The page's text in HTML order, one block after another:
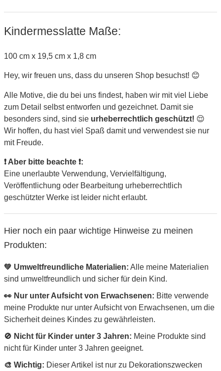
Kindermesslatte Maße:
100 cm x 19,5 cm x 1,8 cm
Hey, wir freuen uns, dass du unseren Shop besuchst! 😊
Alle Motive, die du bei uns findest, haben wir mit viel Liebe
zum Detail selbst entworfen und gezeichnet. Damit sie
besonders sind, sind sie urheberrechtlich geschützt! 😌
Wir hoffen, du hast viel Spaß damit und verwendest sie nur
mit Freude.
❗ Aber bitte beachte ❗:
Eine unerlaubte Verwendung, Vervielfältigung,
Veröffentlichung oder Bearbeitung urheberrechtlich
geschützter Werke ist leider nicht erlaubt.
Hier noch ein paar wichtige Hinweise zu meinen
Produkten:
💚 Umweltfreundliche Materialien: Alle meine Materialien
sind umweltfreundlich und sicher für dein Kind.
👀 Nur unter Aufsicht von Erwachsenen: Bitte verwende
meine Produkte nur unter Aufsicht von Erwachsenen, um die
Sicherheit deines Kindes zu gewährleisten.
🚫 Nicht für Kinder unter 3 Jahren: Meine Produkte sind
nicht für Kinder unter 3 Jahren geeignet.
🎨 Wichtig: Dieser Artikel ist nur zu Dekorationszwecken